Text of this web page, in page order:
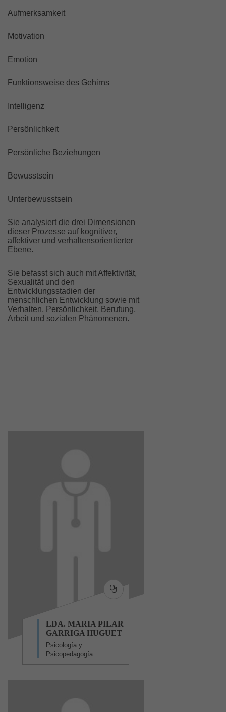
Aufmerksamkeit
Motivation
Emotion
Funktionsweise des Gehirns
Intelligenz
Persönlichkeit
Persönliche Beziehungen
Bewusstsein
Unterbewusstsein
Sie analysiert die drei Dimensionen
dieser Prozesse auf kognitiver,
affektiver und verhaltensorientierter
Ebene.
Sie befasst sich auch mit Affektivität,
Sexualität und den
Entwicklungsstadien der
menschlichen Entwicklung sowie mit
Verhalten, Persönlichkeit, Berufung,
Arbeit und sozialen Phänomenen.
LDA. MARIA PILAR
GARRIGA HUGUET
Psicología y
Psicopedagogía